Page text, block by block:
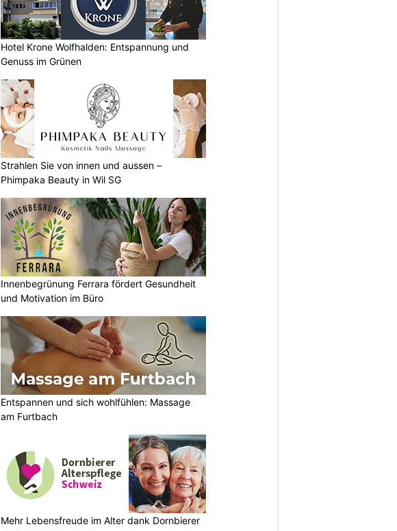
Hotel Krone Wolfhalden: Entspannung und
Genuss im Grünen
Strahlen Sie von innen und aussen –
Phimpaka Beauty in Wil SG
Innenbegrünung Ferrara fördert Gesundheit
und Motivation im Büro
Entspannen und sich wohlfühlen: Massage
am Furtbach
Mehr Lebensfreude im Alter dank Dornbierer